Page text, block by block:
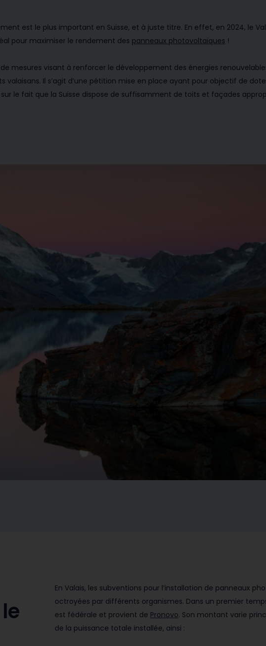
est le plus important en Suisse, et à juste titre. En effet, en 2024, le
pour maximiser le rendement des panneaux photovoltaïques !
mesures visant à renforcer le développement des énergies
valaisans. Il s’agit d’une pétition mise en place ayant pour objectif de
le fait que la Suisse dispose de suffisamment de toits et façades
le
En Valais, les subventions pour l’installation de panneaux
octroyées par différents organismes. Dans un premier
est fédérale et provient de Pronovo. Son montant varie
de la puissance totale installée, ainsi :